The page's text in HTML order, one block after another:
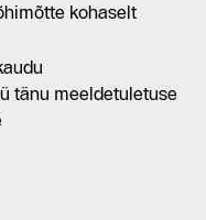
kohaselt
tänu meeldetuletuse